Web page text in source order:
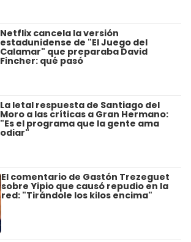
Netflix cancela la versión
estadunidense de "El Juego del
Calamar" que preparaba David
Fincher: qué pasó
La letal respuesta de Santiago del
Moro a las críticas a Gran Hermano:
"Es el programa que la gente ama
odiar"
El comentario de Gastón Trezeguet
sobre Yipio que causó repudio en la
red: "Tirándole los kilos encima"